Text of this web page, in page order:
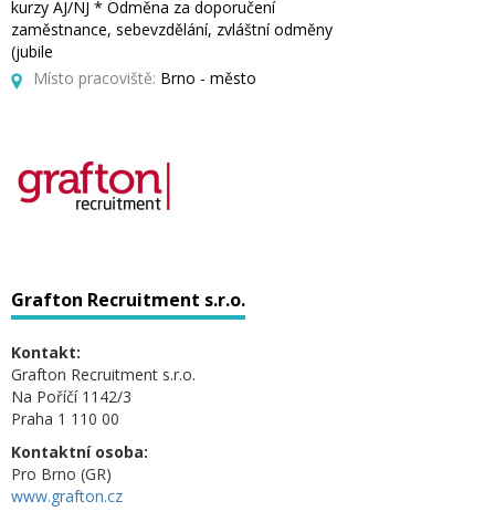
kurzy AJ/NJ * Odměna za doporučení
zaměstnance, sebevzdělání, zvláštní odměny
(jubile
Místo pracoviště: Brno - město
Grafton Recruitment s.r.o.
Kontakt:
Grafton Recruitment s.r.o.
Na Poříčí 1142/3
Praha 1 110 00
Kontaktní osoba:
Pro Brno (GR)
www.grafton.cz